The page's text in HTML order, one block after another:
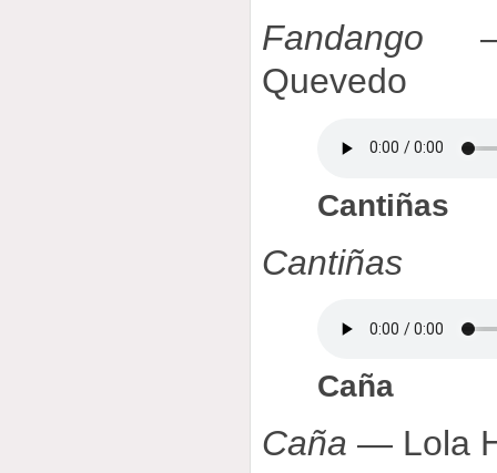
Fandango —
Quevedo
Cantiñas
Cantiñas
Caña
Caña — Lola